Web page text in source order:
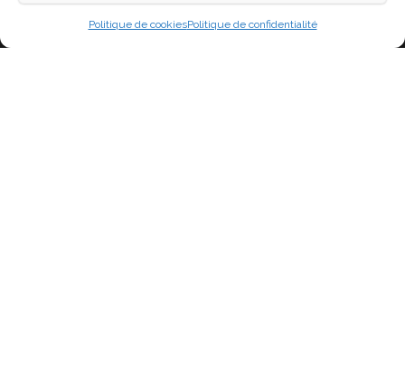
Politique de cookiesPolitique de confidentialité
Blog